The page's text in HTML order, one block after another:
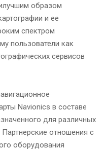
образом
и ее
спектром
пользователи как
сервисов
Navionics в составе
для различных
отношения с
оборудования